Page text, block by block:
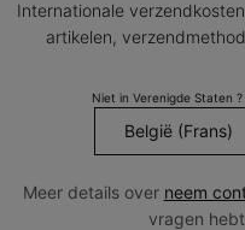
Prevent
Internationale
artikelen,
Niet in Verenigde Staten
Meer details over neem
vragen